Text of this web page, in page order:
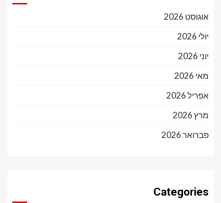
אוגוסט 2026
יולי 2026
יוני 2026
מאי 2026
אפריל 2026
מרץ 2026
פברואר 2026
Categories